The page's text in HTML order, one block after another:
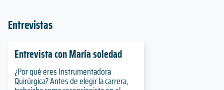
Entrevistas
Entrevista con María soledad
¿Por qué eres Instrumentadora
Quirúrgica? Antes de elegir la carrera,